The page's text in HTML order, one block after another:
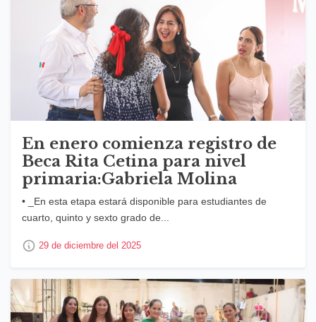
En enero comienza registro de
Beca Rita Cetina para nivel
primaria:Gabriela Molina
• _En esta etapa estará disponible para estudiantes de
cuarto, quinto y sexto grado de...
29 de diciembre del 2025